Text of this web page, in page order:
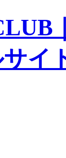
ル
ム「volundeer」
ナー
イドライン
ド奈良
ァンサービスに
安田J3リーグ